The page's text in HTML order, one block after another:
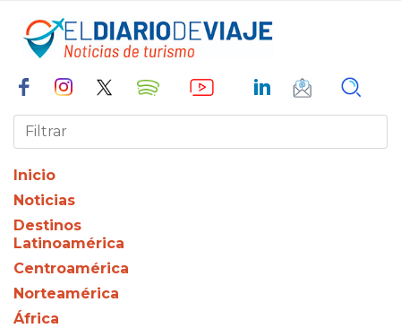
Inicio
Noticias
Destinos
Latinoamérica
Centroamérica
Norteamérica
África